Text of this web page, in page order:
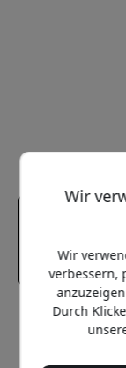
Wir
Wir
verbessern,
Durch